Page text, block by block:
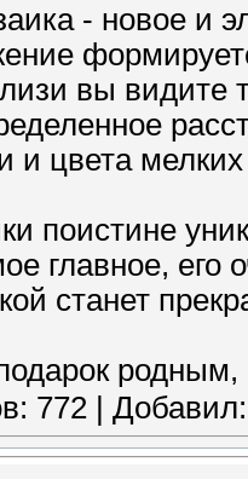
- новое и
вы видите
и цвета
поистине
главное, его
станет
772 | Добавил: